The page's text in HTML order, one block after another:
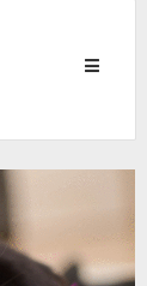
Toggle